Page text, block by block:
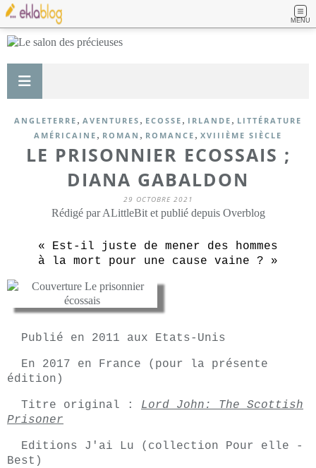
MENU
ANGLETERRE , AVENTURES , ECOSSE , IRLANDE , LITTÉRATURE
AMÉRICAINE , ROMAN , ROMANCE , XVIIIÈME SIÈCLE
LE PRISONNIER ECOSSAIS ;
DIANA GABALDON
29 OCTOBRE 2021
Rédigé par ALittleBit et publié depuis Overblog
« Est-il juste de mener des hommes
à la mort pour une cause vaine ? »
Publié en 2011 aux Etats-Unis
En 2017 en France (pour la présente
édition)
Titre original : Lord John: The Scottish
Prisoner
Editions J'ai Lu (collection Pour elle -
Best)